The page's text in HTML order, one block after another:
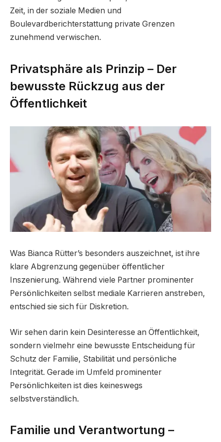
Zeit, in der soziale Medien und
Boulevardberichterstattung private Grenzen
zunehmend verwischen.
Privatsphäre als Prinzip – Der
bewusste Rückzug aus der
Öffentlichkeit
Was Bianca Rütter’s besonders auszeichnet, ist ihre
klare Abgrenzung gegenüber öffentlicher
Inszenierung. Während viele Partner prominenter
Persönlichkeiten selbst mediale Karrieren anstreben,
entschied sie sich für Diskretion.
Wir sehen darin kein Desinteresse an Öffentlichkeit,
sondern vielmehr eine bewusste Entscheidung für
Schutz der Familie, Stabilität und persönliche
Integrität. Gerade im Umfeld prominenter
Persönlichkeiten ist dies keineswegs
selbstverständlich.
Familie und Verantwortung –